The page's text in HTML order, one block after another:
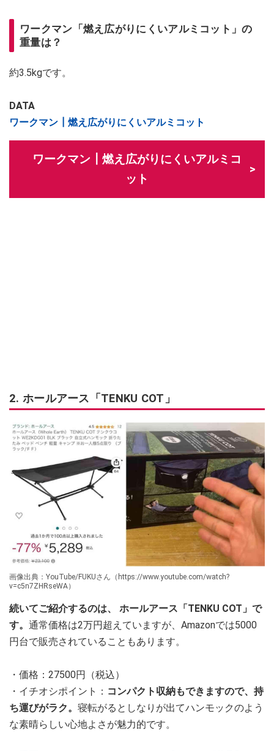
ワークマン「燃え広がりにくいアルミコット」の
重量は？
約3.5kgです。
DATA
ワークマン┃燃え広がりにくいアルミコット
ワークマン┃燃え広がりにくいアルミコ
ット
2. ホールアース「TENKU COT」
画像出典：YouTube/FUKUさん（https://www.youtube.com/watch?
v=c5n7ZHRseWA）
続いてご紹介するのは、 ホールアース「TENKU COT」で
す。 通常価格は2万円超えていますが、Amazonでは5000
円台で販売されていることもあります。
・価格：27500円（税込）
・イチオシポイント： コンパクト収納もできますので、持
ち運びがラク。 寝転がるとしなりが出てハンモックのよう
な素晴らしい心地よさが魅力的です。